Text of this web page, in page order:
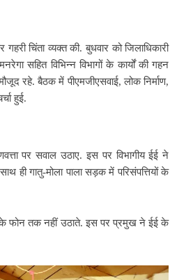
चिंता व्यक्त की. बुधवार को जिलाधिकारी
सहित विभिन्न विभागों के कार्यों की गहन
रहे. बैठक में पीएमजीएसवाई, लोक निर्माण,
हुई.
पर सवाल उठाए. इस पर विभागीय ईई ने
ही गातु-मोला पाला सड़क में परिसंपत्तियों के
फोन तक नहीं उठाते. इस पर प्रमुख ने ईई के